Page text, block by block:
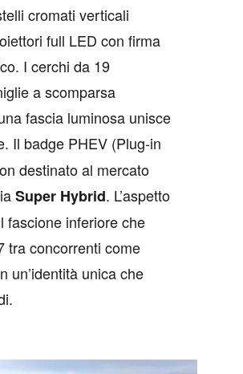
cromati verticali
full LED con firma
I cerchi da 19
a scomparsa
fascia luminosa unisce
Il badge PHEV (Plug-in
destinato al mercato
Super Hybrid. L’aspetto
fascione inferiore che
tra concorrenti come
un’identità unica che